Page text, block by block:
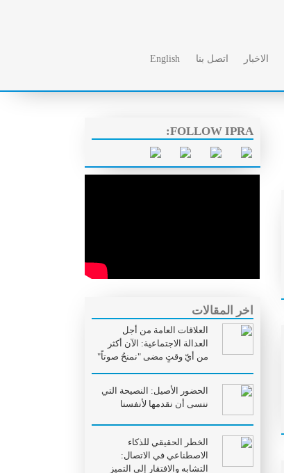
الاخبار اتصل بنا English
FOLLOW IPRA:
اخر المقالات
العلاقات العامة من أجل
العدالة الاجتماعية: الآن أكثر
من أيّ وقتٍ مضى "نمنحُ صوتاً"
الحضور الأصيل: النصيحة التي
ننسى أن نقدمها لأنفسنا
الخطر الحقيقي للذكاء
الاصطناعي في الاتصال:
التشابه والافتقار إلى التميز